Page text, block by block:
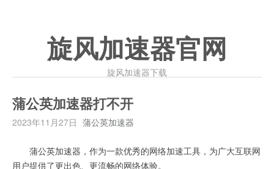
旋风加速器官网
旋风加速器下载
蒲公英加速器打不开
2023年11月27日 蒲公英加速器
蒲公英加速器，作为一款优秀的网络加速工具，为广大互联网
用户提供了更出色、更流畅的网络体验。